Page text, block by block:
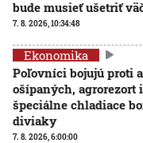
bude musieť ušetriť
7. 8. 2026, 10:34:48
Ekonomika
Poľovníci bojujú proti
ošípaných, agrorezort
špeciálne chladiace
diviaky
7. 8. 2026, 6:00:00